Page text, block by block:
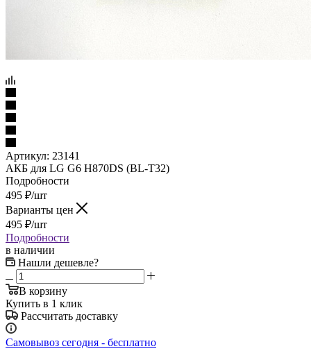
Артикул: 23141
АКБ для LG G6 H870DS (BL-T32)
Подробности
495 ₽/шт
Варианты цен
495 ₽/шт
Подробности
в наличии
Нашли дешевле?
В корзину
Купить в 1 клик
Рассчитать доставку
Самовывоз сегодня - бесплатно